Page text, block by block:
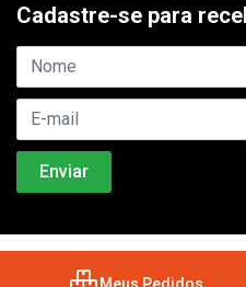
Cadastre-se para
Meus Pedidos